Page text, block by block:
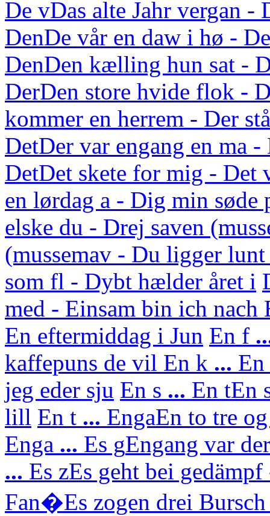
De vDas alte Jahr vergan -
DenDe vår en daw i hø -
DenDen kælling hun sat -
DerDen store hvide flok -
kommer en herrem - Der
DetDer var engang en ma
DetDet skete for mig - Det
en lørdag a - Dig min søde
elske du - Drej saven
(mussemav - Du ligger lunt
som fl - Dybt hælder året i
med - Einsam bin ich nach
En eftermiddag i Jun En f
kaffepuns de vil En k ... En
jeg eder sju En s ... En tEn
lill En t ... EngaEn to tre
Enga ... Es gEngang var
... Es zEs geht bei
Fan�Es zogen drei